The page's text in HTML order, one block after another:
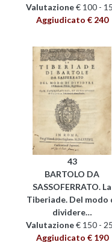
Valutazione€ 100 -
Aggiudicato € 240
43
BARTOLO DA
SASSOFERRATO. La
Tiberiade. Del modo
dividere…
Valutazione€ 150 -
Aggiudicato € 190